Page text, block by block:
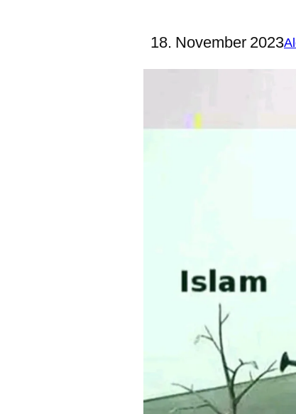
18. November 2023